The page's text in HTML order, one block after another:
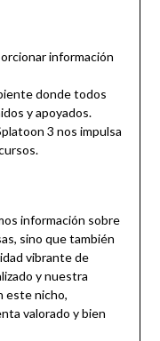
información
donde todos
y apoyados.
3 nos impulsa
información sobre
sino que también
vibrante de
y nuestra
este nicho,
valorado y bien